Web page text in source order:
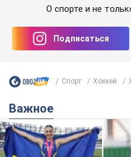
О спорте и не
Подписаться
Спорт Хоккей
Важное